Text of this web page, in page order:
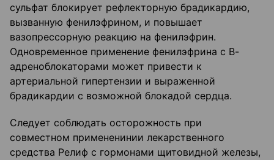
сульфат блокирует рефлекторную брадикардию,
вызванную фенилэфрином, и повышает
вазопрессорную реакцию на фенилэфрин.
Одновременное применение фенилэфрина с В-
адреноблокаторами может привести к
артериальной гипертензии и выраженной
брадикардии с возможной блокадой сердца.
Следует соблюдать осторожность при
совместном примененинии лекарственного
средства Релиф с гормонами щитовидной железы,